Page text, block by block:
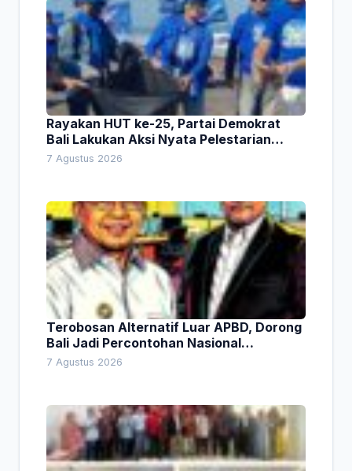
Rayakan HUT ke-25, Partai Demokrat
Bali Lakukan Aksi Nyata Pelestarian
Lingkungan
7 Agustus 2026
Terobosan Alternatif Luar APBD, Dorong
Bali Jadi Percontohan Nasional
Pembiayaan Daerah
7 Agustus 2026